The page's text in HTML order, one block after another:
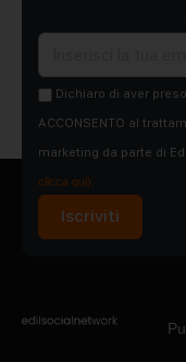
Dichiaro di aver
ACCONSENTO al
marketing da parte di
clicca qui).
Iscriviti